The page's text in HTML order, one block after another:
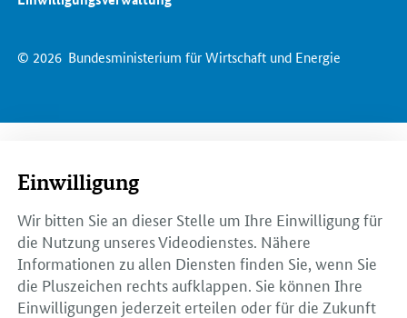
© 2026 Bundesministerium für Wirtschaft und Energie
Einwilligung
Wir bitten Sie an dieser Stelle um Ihre Einwilligung für
die Nutzung unseres Videodienstes. Nähere
Informationen zu allen Diensten finden Sie, wenn Sie
die Pluszeichen rechts aufklappen. Sie können Ihre
Einwilligungen jederzeit erteilen oder für die Zukunft